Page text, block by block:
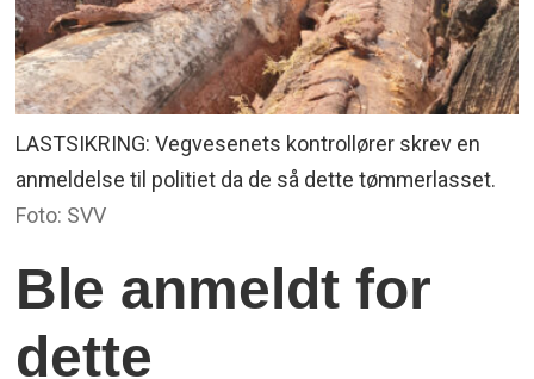
LASTSIKRING: Vegvesenets kontrollører skrev en
anmeldelse til politiet da de så dette tømmerlasset.
Foto: SVV
Ble anmeldt for
dette